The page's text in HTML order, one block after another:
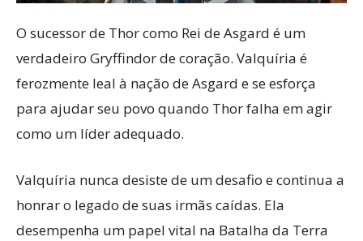
O sucessor de Thor como Rei de Asgard é um
verdadeiro Gryffindor de coração. Valquíria é
ferozmente leal à nação de Asgard e se esforça
para ajudar seu povo quando Thor falha em agir
como um líder adequado.
Valquíria nunca desiste de um desafio e continua a
honrar o legado de suas irmãs caídas. Ela
desempenha um papel vital na Batalha da Terra